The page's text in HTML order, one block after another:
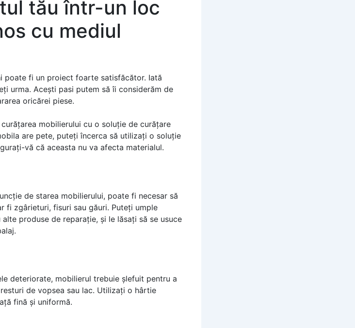
tău într-un loc
cu mediul
poate fi un proiect foarte satisfăcător. Iată
urma. Acești pasi putem să îi considerăm de
oricărei piese.
mobilierului cu o soluție de curățare
are pete, puteți încerca să utilizați o soluție
vă că aceasta nu va afecta materialul.
de starea mobilierului, poate fi necesar să
fi zgârieturi, fisuri sau găuri. Puteți umple
produse de reparație, și le lăsați să se usuce
deteriorate, mobilierul trebuie șlefuit pentru a
de vopsea sau lac. Utilizați o hârtie
fină și uniformă.